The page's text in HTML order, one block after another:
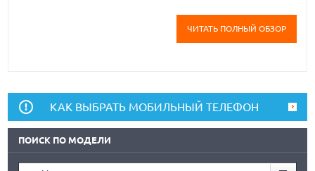
ЧИТАТЬ ПОЛНЫЙ ОБЗОР
КАК ВЫБРАТЬ МОБИЛЬНЫЙ ТЕЛЕФОН
ПОИСК ПО МОДЕЛИ